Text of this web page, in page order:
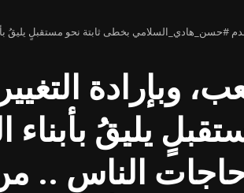
#حسن_هادي_السلامي بخطى ثابتة نحو مستقبلٍ يليقُ
وبإرادة
يليقُ
الناس ..